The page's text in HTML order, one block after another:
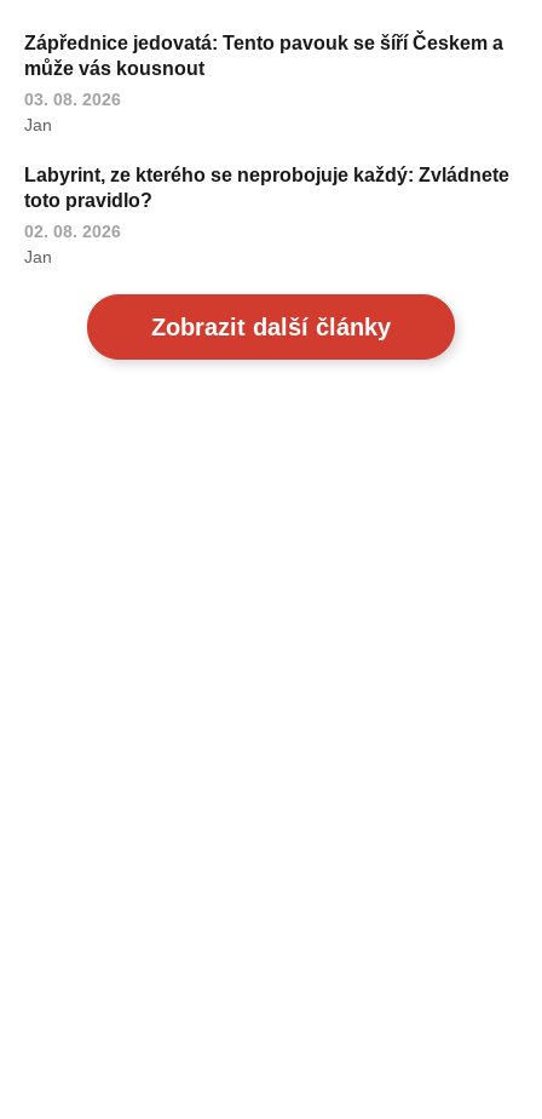
Zápřednice jedovatá: Tento pavouk se šíří Českem a
může vás kousnout
03. 08. 2026
Jan
Labyrint, ze kterého se neprobojuje každý: Zvládnete
toto pravidlo?
02. 08. 2026
Jan
Zobrazit další články